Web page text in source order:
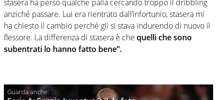
stasera ha perso qualche palla cercando troppo il dribbling
anziché passare. Lui era rientrato dall’infortunio, stasera mi
ha chiesto il cambio perché gli si stava indurendo di nuovo il
flessore. La differenza di stasera è che quelli che sono
subentrati lo hanno fatto bene”.